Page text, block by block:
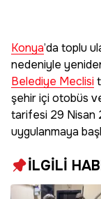
Konya’da toplu
nedeniyle
Belediye Meclisi
şehir içi otobüs
tarifesi 29 Nisan
uygulanmaya
İLGİLİ